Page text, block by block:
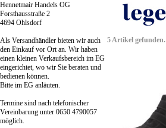
Hennetmair Handels OG
Forsthausstraße 2
4694 Ohlsdorf
Als Versandhändler bieten wir auch
den Einkauf vor Ort an. Wir haben
einen kleinen Verkaufsbereich im EG
eingerichtet, wo wir Sie beraten und
bedienen können.
Bitte im EG anläuten.
Termine sind nach telefonischer
Vereinbarung unter 0650 4790057
möglich.
5 Artikel gefunden.